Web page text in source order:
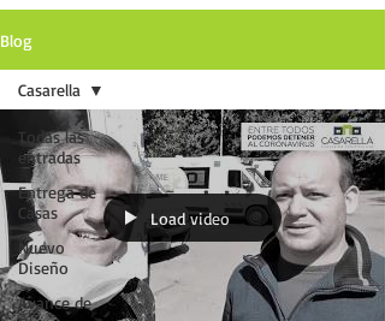
Blog
Todas las
entradas
Entrega de
Casas
Nuevo
Diseño
Avance de
Casarella
Load video